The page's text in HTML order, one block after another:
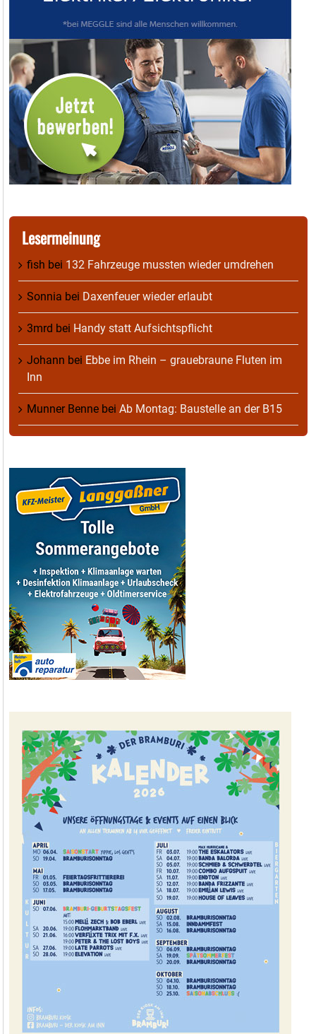
Lesermeinung
fish bei 132 Fahrzeuge mussten wieder umdrehen
Sonnia bei Daxenfeuer wieder erlaubt
3mrd bei Handy statt Aufsichtspflicht
Johann bei Ebbe im Rhein – grauebraune Fluten im
Inn
Munner Benne bei Ab Montag: Baustelle an der B15